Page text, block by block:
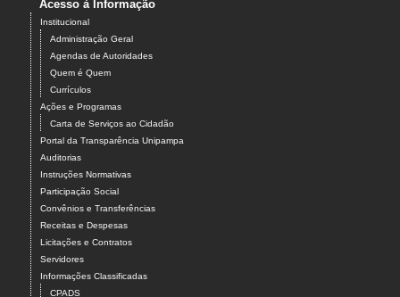
Acesso à Informação
Institucional
Administração Geral
Agendas de Autoridades
Quem é Quem
Currículos
Ações e Programas
Carta de Serviços ao Cidadão
Portal da Transparência Unipampa
Auditorias
Instruções Normativas
Participação Social
Convênios e Transferências
Receitas e Despesas
Licitações e Contratos
Servidores
Informações Classificadas
CPADS